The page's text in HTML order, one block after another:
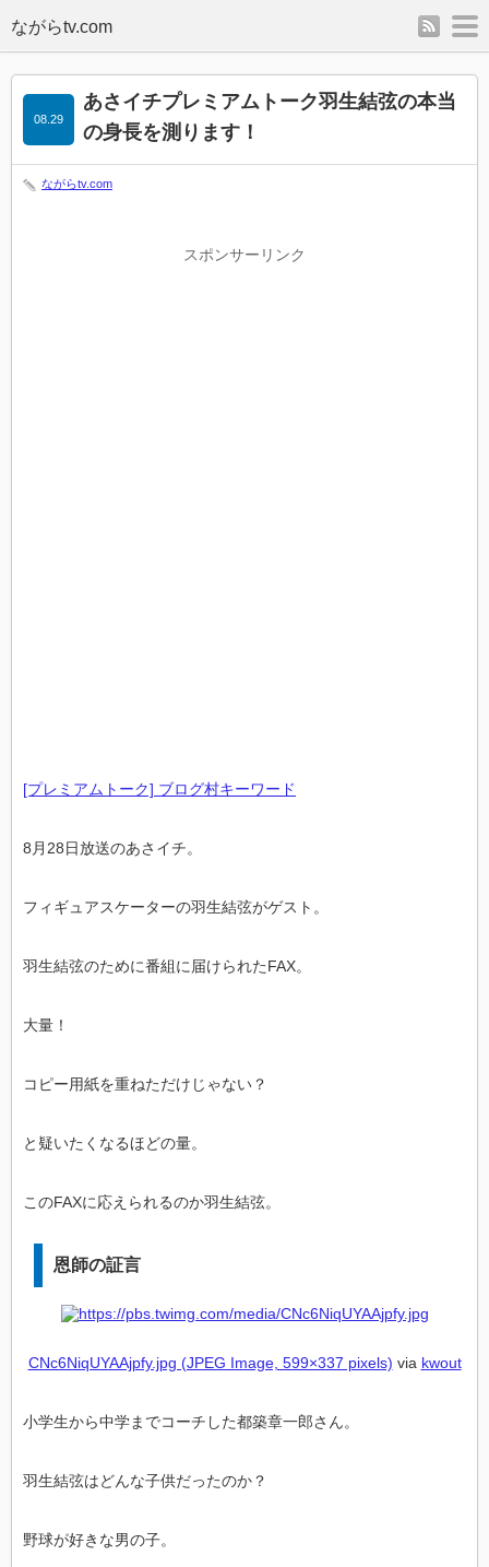
rss
あさイチプレミアムトーク羽生結弦の本当
の身長を測ります！
08.29
ながらtv.com
スポンサーリンク
[プレミアムトーク] ブログ村キーワード
8月28日放送のあさイチ。
フィギュアスケーターの羽生結弦がゲスト。
羽生結弦のために番組に届けられたFAX。
大量！
コピー用紙を重ねただけじゃない？
と疑いたくなるほどの量。
このFAXに応えられるのか羽生結弦。
恩師の証言
CNc6NiqUYAAjpfy.jpg (JPEG Image, 599×337 pixels) via kwout
小学生から中学までコーチした都築章一郎さん。
羽生結弦はどんな子供だったのか？
野球が好きな男の子。